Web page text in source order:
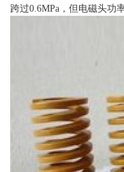
跨过0.6MPa，但电磁头功